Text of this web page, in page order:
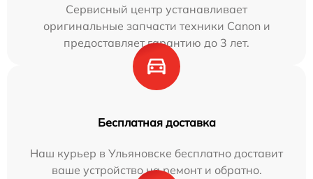
Сервисный центр устанавливает
оригинальные запчасти техники Canon и
предоставляет гарантию до 3 лет.
Бесплатная доставка
Наш курьер в Ульяновске бесплатно доставит
ваше устройство на ремонт и обратно.